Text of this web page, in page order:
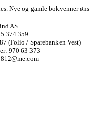
Nye og gamle bokvenner
AS
374 359
(Folio / Sparebanken Vest)
970 63 373